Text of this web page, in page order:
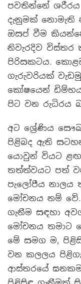
පවතින්නේ ශරීරය
දැනුමක් නොමැති
ඔසප් වීම
නිවැරදිව විස්තර
පිරිසකටය.
ගැරුවරියක්
කෝෂයෙන් ඩිම්භය
පිට වන රුධිරය
අට ශ්‍රේණිය
පිළිබද ඇති
යොවුන් වියට
තත්ත්වයට පත්
පැලෝපීය නාලය
මෝචනය නම්
ගැනීම සඳහා
මෝචනය තමාට
මේ සමග ම,
වන කලලය
ආස්තරයේ